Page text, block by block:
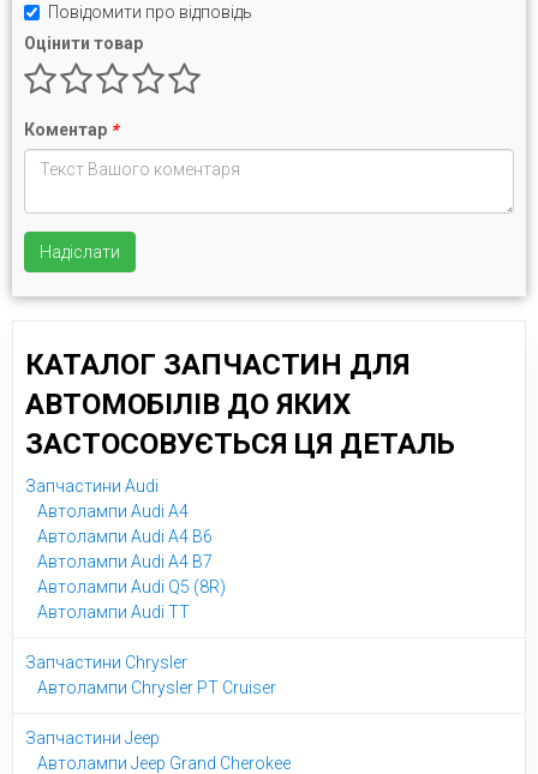
Повідомити про відповідь
Оцінити товар
Коментар *
Надіслати
КАТАЛОГ ЗАПЧАСТИН ДЛЯ
АВТОМОБІЛІВ ДО ЯКИХ
ЗАСТОСОВУЄТЬСЯ ЦЯ ДЕТАЛЬ
Запчастини Audi
Автолампи Audi A4
Автолампи Audi A4 B6
Автолампи Audi A4 B7
Автолампи Audi Q5 (8R)
Автолампи Audi TT
Запчастини Chrysler
Автолампи Chrysler PT Cruiser
Запчастини Jeep
Автолампи Jeep Grand Cherokee